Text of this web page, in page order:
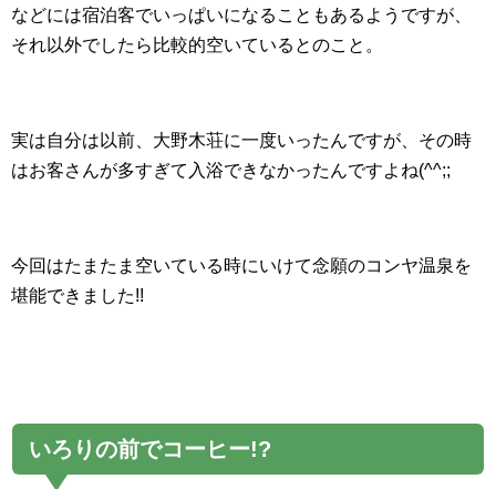
などには宿泊客でいっぱいになることもあるようですが、
それ以外でしたら比較的空いているとのこと。
実は自分は以前、大野木荘に一度いったんですが、その時
はお客さんが多すぎて入浴できなかったんですよね(^^;;
今回はたまたま空いている時にいけて念願のコンヤ温泉を
堪能できました!!
いろりの前でコーヒー!?